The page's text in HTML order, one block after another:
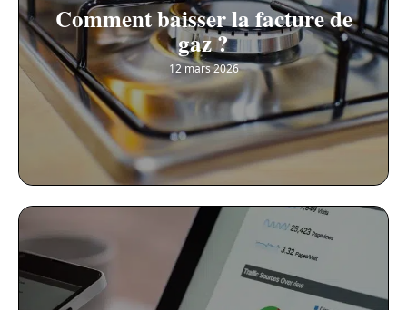
Comment baisser la facture de
gaz ?
12 mars 2026